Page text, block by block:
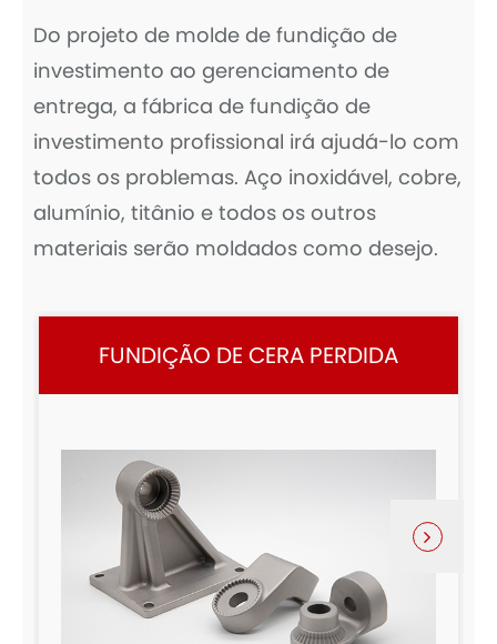
Do projeto de molde de fundição de
investimento ao gerenciamento de
entrega, a fábrica de fundição de
investimento profissional irá ajudá-lo com
todos os problemas. Aço inoxidável, cobre,
alumínio, titânio e todos os outros
materiais serão moldados como desejo.
FUNDIÇÃO DE CERA PERDIDA